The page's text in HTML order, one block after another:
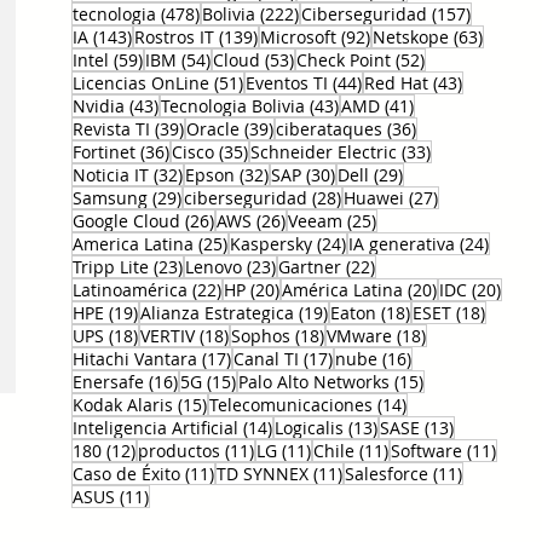
tecnologia (478)478 entradas
Bolivia (222)222 entradas
Ciberseguridad (157)157
IA (143)143 entradas
Rostros IT (139)139 entradas
Microsoft (92)92 entradas
Netskope (63)63
Intel (59)59 entradas
IBM (54)54 entradas
Cloud (53)53 entradas
Check Point (52)52 entradas
Licencias OnLine (51)51 entradas
Eventos TI (44)44 entradas
Red Hat (43)43
Nvidia (43)43 entradas
Tecnologia Bolivia (43)43 entradas
AMD (41)41 entradas
Revista TI (39)39 entradas
Oracle (39)39 entradas
ciberataques (36)36 entradas
Fortinet (36)36 entradas
Cisco (35)35 entradas
Schneider Electric (33)33 entradas
Noticia IT (32)32 entradas
Epson (32)32 entradas
SAP (30)30 entradas
Dell (29)29 entradas
Samsung (29)29 entradas
ciberseguridad (28)28 entradas
Huawei (27)27 entradas
Google Cloud (26)26 entradas
AWS (26)26 entradas
Veeam (25)25 entradas
America Latina (25)25 entradas
Kaspersky (24)24 entradas
IA generativa (24)24
Tripp Lite (23)23 entradas
Lenovo (23)23 entradas
Gartner (22)22 entradas
Latinoamérica (22)22 entradas
HP (20)20 entradas
América Latina (20)20 entradas
IDC (20)20
HPE (19)19 entradas
Alianza Estrategica (19)19 entradas
Eaton (18)18 entradas
ESET (18)18
UPS (18)18 entradas
VERTIV (18)18 entradas
Sophos (18)18 entradas
VMware (18)18 entradas
Hitachi Vantara (17)17 entradas
Canal TI (17)17 entradas
nube (16)16 entradas
Enersafe (16)16 entradas
5G (15)15 entradas
Palo Alto Networks (15)15 entradas
Kodak Alaris (15)15 entradas
Telecomunicaciones (14)14 entradas
Inteligencia Artificial (14)14 entradas
Logicalis (13)13 entradas
SASE (13)13
180 (12)12 entradas
productos (11)11 entradas
LG (11)11 entradas
Chile (11)11 entradas
Software (11)11
Caso de Éxito (11)11 entradas
TD SYNNEX (11)11 entradas
Salesforce (11)11
ASUS (11)11 entradas